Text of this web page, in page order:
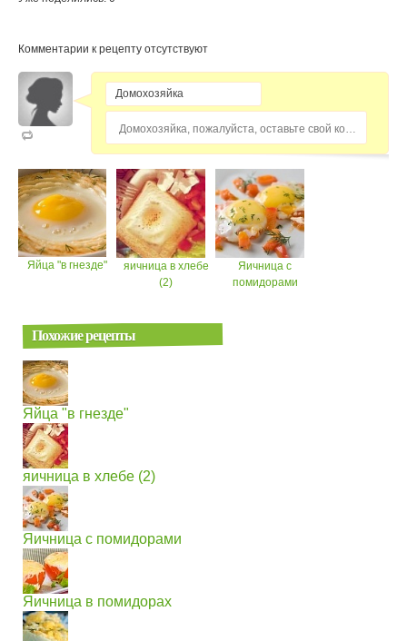
Комментарии к рецепту отсутствуют
Яйца "в гнезде"
яичница в хлебе
(2)
Яичница с
помидорами
Похожие рецепты
Яйца "в гнезде"
яичница в хлебе (2)
Яичница с помидорами
Яичница в помидорах